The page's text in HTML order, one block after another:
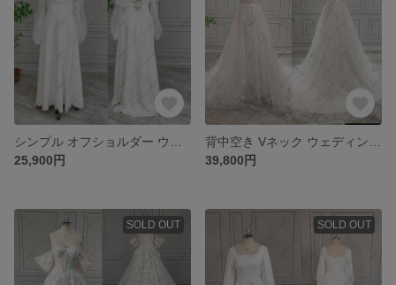
25,900円
39,800円
SOLD OUT SOLD OUT